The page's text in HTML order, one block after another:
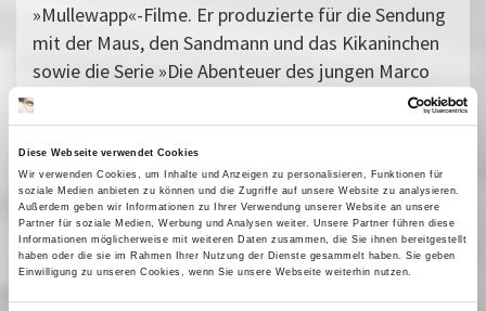
Diese Webseite verwendet Cookies
Wir verwenden Cookies, um Inhalte und Anzeigen zu personalisieren, Funktionen für
soziale Medien anbieten zu können und die Zugriffe auf unsere Website zu analysieren.
Außerdem geben wir Informationen zu Ihrer Verwendung unserer Website an unsere
Partner für soziale Medien, Werbung und Analysen weiter. Unsere Partner führen diese
Informationen möglicherweise mit weiteren Daten zusammen, die Sie ihnen bereitgestellt
haben oder die sie im Rahmen Ihrer Nutzung der Dienste gesammelt haben. Sie geben
Einwilligung zu unseren Cookies, wenn Sie unsere Webseite weiterhin nutzen.
»Mullewapp«-Filme. Er produzierte für die Sendung
mit der Maus, den Sandmann und das Kikaninchen
sowie die Serie »Die Abenteuer des jungen Marco
Polo«, der das Filmmuseum 2013 eine
Familienausstellung widmete. Nun ist das Kind 70
Jahre alt. Das Team des Filmmuseums und sein
Förderverein gratulieren Tony Loeser herzlich zum
Geburtstag!
Nach einem Workshop für Kinder (14 Uhr) und der
Vorführung vonMullewapp - Eine schöne